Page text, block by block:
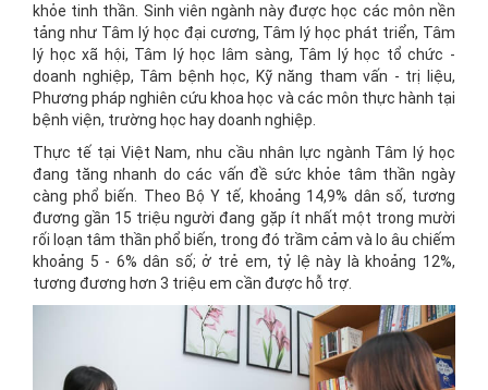
khỏe tinh thần. Sinh viên ngành này được học các môn nền
tảng như Tâm lý học đại cương, Tâm lý học phát triển, Tâm
lý học xã hội, Tâm lý học lâm sàng, Tâm lý học tổ chức -
doanh nghiệp, Tâm bệnh học, Kỹ năng tham vấn - trị liệu,
Phương pháp nghiên cứu khoa học và các môn thực hành tại
bệnh viện, trường học hay doanh nghiệp.
Thực tế tại Việt Nam, nhu cầu nhân lực ngành Tâm lý học
đang tăng nhanh do các vấn đề sức khỏe tâm thần ngày
càng phổ biến. Theo Bộ Y tế, khoảng 14,9% dân số, tương
đương gần 15 triệu người đang gặp ít nhất một trong mười
rối loạn tâm thần phổ biến, trong đó trầm cảm và lo âu chiếm
khoảng 5 - 6% dân số; ở trẻ em, tỷ lệ này là khoảng 12%,
tương đương hơn 3 triệu em cần được hỗ trợ.